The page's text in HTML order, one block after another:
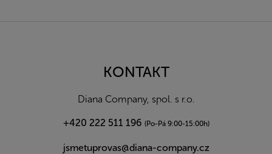
KONTAKT
Diana Company, spol. s r.o.
+420 222 511 196 (Po-Pá 9:00-15:00h)
jsmetuprovas@diana-company.cz